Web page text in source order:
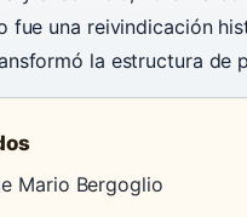
fue una reivindicación
la estructura de
Mario Bergoglio